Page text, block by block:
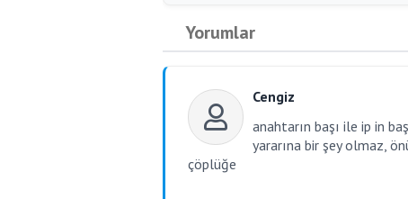
Yorumlar
Cengiz
anahtarın başı ile ip in
yararına bir şey olmaz,
çöplüğe